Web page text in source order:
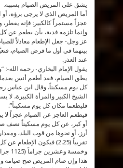
يشق على المريض الصيام بسببه.
أما المريض الذي لا يرجى برؤه، أو
عجزاً مستمراً كالكبير: فإنه يفطر،
وإنما تلزمه فدية، بأن يطعم عن
عز وجل- جعل الإطعام معادلاً
بينهما في أول ما فرض الصيام،
عند العذر.
يقول الإمام البخاري- رحمه الله-:
يطق الصيام، فقد أطعم أنس
كل يوم مسكيناً. وقال ابن عباس
الشيخ الكبير والمرأة الكبيرة، لا
فليطعما مكان كل يوم مسكيناً”.
فيطعم العاجز عن الصيام عجزاً
أو كبر، عن كل يوم مسكيناً نصف
أرز، أو نحوها من قوت البلد،
تقريباً (2.25) فيكون
وخمسة وعشرين جراماً (1125 جرام) تقريباً.
هذا وإن صام المريض صح صيامه